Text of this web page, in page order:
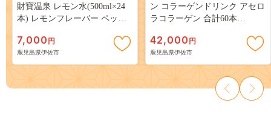
財寶温泉 レモン水(500ml×24
本) レモンフレーバー ペット
カリ温泉水 使用 レモン 果汁
エキス使用 鹿児島県 伊佐市
で製造 甘さ控えめ 水分補給
【財宝】
7,000 円
鹿児島県伊佐市
ン コラーゲンドリンク アセロ
ラコラーゲン 合計60本
サミン シトルリン コエンザイ
ムQ10 ヒアルロン酸 ビタミン
C 配合! 国産 アセロラを使用
美容のための コラーゲン飲料
ドリンク 【財宝】
42,000 円
鹿児島県伊佐市